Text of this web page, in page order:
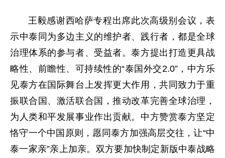
王毅感谢西哈萨专程出席此次高级别会议，表
示中泰同为多边主义的维护者、践行者，都是全球
治理体系的参与者、受益者。泰方提出打造更具战
略性、前瞻性、可持续性的“泰国外交2.0”，中方乐
见泰方在国际舞台上发挥更大作用，共同致力于重
振联合国、激活联合国，推动改革完善全球治理，
为人类和平发展事业作出贡献。中方赞赏泰方坚定
恪守一个中国原则，愿同泰方加强高层交往，让“中
泰一家亲”亲上加亲。双方要加快制定新版中泰战略